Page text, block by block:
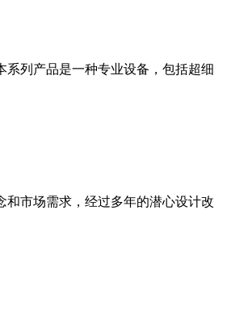
列产品是一种专业设备，包括超细
市场需求，经过多年的潜心设计改